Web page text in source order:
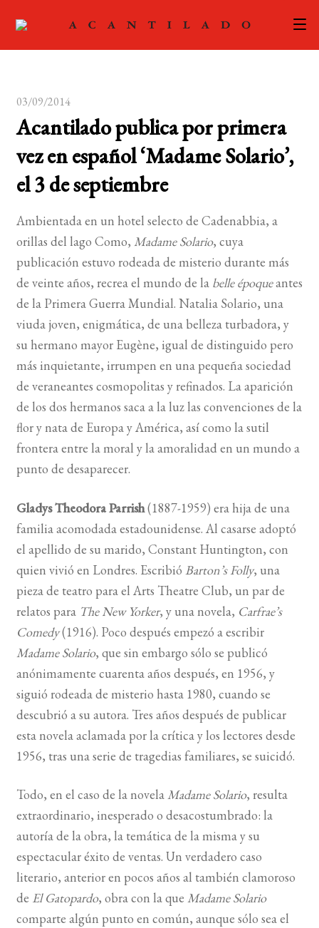
el
menú
hijo
ACTUALIDAD
el
PODCAST
menú
hijo
FOREIGN RIGHTS
CONTACTO
MI CUENTA
BUSCAR
LISTA DE LIBROS
03/09/2014
Acantilado publica por primera
vez en español ‘Madame Solario’,
el 3 de septiembre
Ambientada en un hotel selecto de Cadenabbia, a
orillas del lago Como, Madame Solario, cuya
publicación estuvo rodeada de misterio durante más
de veinte años, recrea el mundo de la belle époqueantes
de la Primera Guerra Mundial. Natalia Solario, una
viuda joven, enigmática, de una belleza turbadora, y
su hermano mayor Eugène, igual de distinguido pero
más inquietante, irrumpen en una pequeña sociedad
de veraneantes cosmopolitas y refinados. La aparición
de los dos hermanos saca a la luz las convenciones de la
flor y nata de Europa y América, así como la sutil
frontera entre la moral y la amoralidad en un mundo a
punto de desaparecer.
Gladys Theodora Parrish(1887-1959) era hija de una
familia acomodada estadounidense. Al casarse adoptó
el apellido de su marido, Constant Huntington, con
quien vivió en Londres. Escribió Barton’s Folly, una
pieza de teatro para el Arts Theatre Club, un par de
relatos para The New Yorker, y una novela, Carfrae’s
Comedy(1916). Poco después empezó a escribir
Madame Solario, que sin embargo sólo se publicó
anónimamente cuarenta años después, en 1956, y
siguió rodeada de misterio hasta 1980, cuando se
descubrió a su autora. Tres años después de publicar
esta novela aclamada por la crítica y los lectores desde
1956, tras una serie de tragedias familiares, se suicidó.
Todo, en el caso de la novelaMadame Solario, resulta
extraordinario, inesperado o desacostumbrado: la
autoría de la obra, la temática de la misma y su
espectacular éxito de ventas. Un verdadero caso
literario, anterior en pocos años al también clamoroso
de El Gatopardo, obra con la que Madame Solario
comparte algún punto en común, aunque sólo sea el